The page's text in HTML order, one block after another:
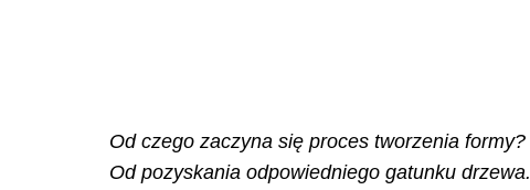
Od czego zaczyna się proces tworzenia formy?
Od pozyskania odpowiedniego gatunku drzewa.